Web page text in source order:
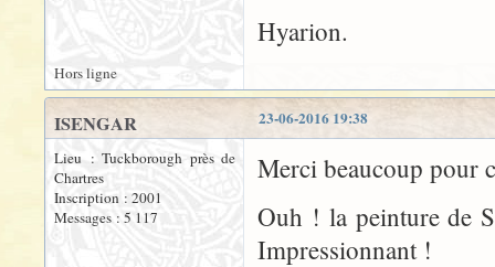
Hyarion.
Hors ligne
23-06-2016 19:38
ISENGAR
Lieu : Tuckborough près de
Chartres
Inscription : 2001
Messages : 5 117
Merci beaucoup pour
Ouh ! la peinture de
Impressionnant !